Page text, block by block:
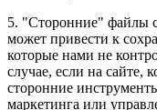
5. "Сторонние" файлы
может привести к
которые нами не
случае, если на сайте,
сторонние
маркетинга или